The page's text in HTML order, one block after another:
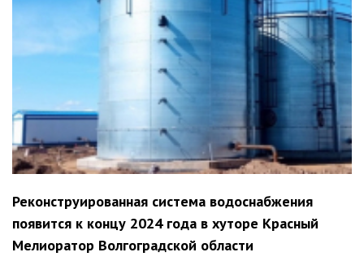
Реконструированная система водоснабжения
появится к концу 2024 года в хуторе Красный
Мелиоратор Волгоградской области